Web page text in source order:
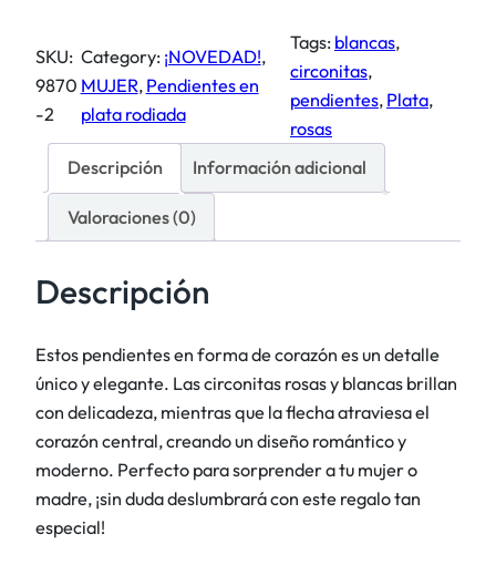
d
e
c
o
r
z
ó
n
c
a
n
t
SKU:
9870
-2
Category: ¡NOVEDAD! ,
MUJER, Pendientes en
plata rodiada
Tags: blancas ,
circonitas ,
pendientes, Plata ,
rosas
Descripción
Información adicional
Valoraciones (0)
Descripción
Estos pendientes en forma de corazón es un detalle
único y elegante. Las circonitas rosas y blancas brillan
con delicadeza, mientras que la flecha atraviesa el
corazón central, creando un diseño romántico y
moderno. Perfecto para sorprender a tu mujer o
madre, ¡sin duda deslumbrará con este regalo tan
especial!